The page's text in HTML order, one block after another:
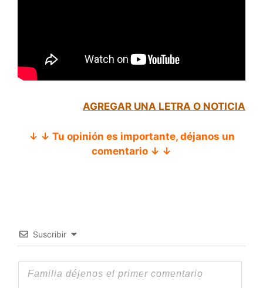
AGREGAR UNA LETRA O NOTICIA
↓ ↓ Tu opinión es importante, déjanos un
comentario ↓ ↓
Suscribir